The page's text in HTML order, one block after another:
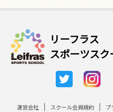
リーフラス
スポーツスク
運営会社 スクール会員規約
プ